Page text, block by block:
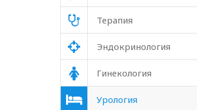
Терапия
Эндокринология
Гинекология
Урология